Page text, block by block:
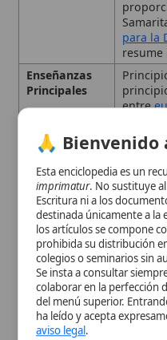
valorde la
Término
Definición y
Fundamento
antropológico
Enseñanza
católico
Principios
Diferencias
afines
Esta enciclopedia es un
. No sustituye al
Escritura ni a los documentos
destinada únicamente a la
los artículos se compone con
prohibida su distribución en
colegios o seminarios sin
del menú superior. Entrando
ha leído y acepta
aviso legal.